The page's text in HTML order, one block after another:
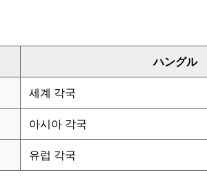
ハングル
세계 각국
아시아 각국
유럽 각국